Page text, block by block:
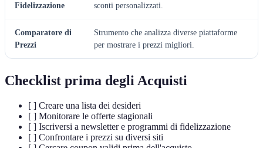
Fidelizzazione
sconti personalizzati.
Comparatore di
Prezzi
Strumento che analizza diverse piattaforme
per mostrare i prezzi migliori.
Checklist prima degli Acquisti
[ ] Creare una lista dei desideri
[ ] Monitorare le offerte stagionali
[ ] Iscriversi a newsletter e programmi di fidelizzazione
[ ] Confrontare i prezzi su diversi siti